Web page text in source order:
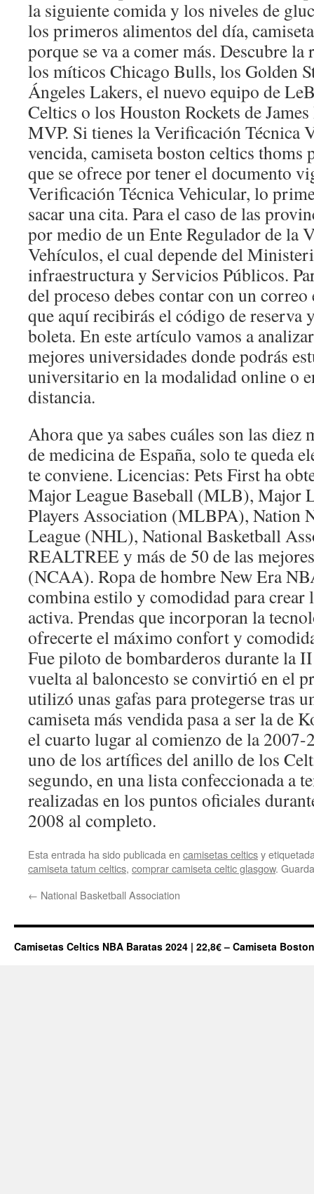
la siguiente comida y los niveles de
los primeros alimentos del día,
porque se va a comer más. Descubre la
los míticos Chicago Bulls, los Golden
Ángeles Lakers, el nuevo equipo de
Celtics o los Houston Rockets de
MVP. Si tienes la Verificación Técnica
vencida, camiseta boston celtics thoms
que se ofrece por tener el documento
Verificación Técnica Vehicular, lo
sacar una cita. Para el caso de las
por medio de un Ente Regulador de la
Vehículos, el cual depende del
infraestructura y Servicios Públicos.
del proceso debes contar con un
que aquí recibirás el código de reserva
boleta. En este artículo vamos a
mejores universidades donde podrás
universitario en la modalidad online o
distancia.
Ahora que ya sabes cuáles son las diez
de medicina de España, solo te queda
te conviene. Licencias: Pets First ha
Major League Baseball (MLB), Major
Players Association (MLBPA), Nation
League (NHL), National Basketball
REALTREE y más de 50 de las
(NCAA). Ropa de hombre New Era
combina estilo y comodidad para
activa. Prendas que incorporan la
ofrecerte el máximo confort y
Fue piloto de bombarderos durante la
vuelta al baloncesto se convirtió en el
utilizó unas gafas para protegerse tras
camiseta más vendida pasa a ser la de
el cuarto lugar al comienzo de la 2007-
uno de los artífices del anillo de los
segundo, en una lista confeccionada a
realizadas en los puntos oficiales
2008 al completo.
Esta entrada ha sido publicada en camisetas celticsy
camiseta tatum celtics, comprar camiseta celtic glasgow.
← National Basketball Association
Camisetas Celtics NBA Baratas 2024 | 22,8€ – Camiseta